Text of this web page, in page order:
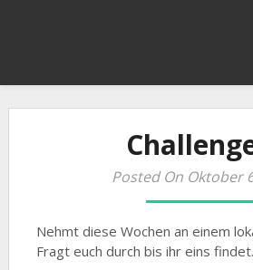
Posted On Oktober
Nehmt diese Wochen an einem
Fragt euch durch bis ihr eins findet.